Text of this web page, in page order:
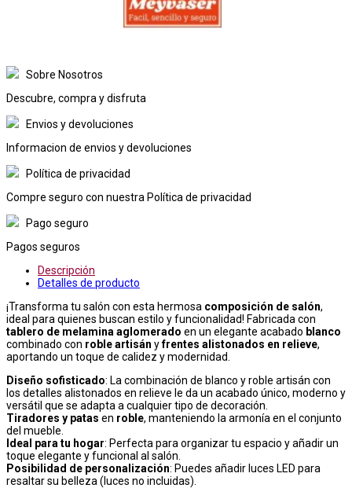
Sobre Nosotros
Descubre, compra y disfruta
Envios y devoluciones
Informacion de envios y devoluciones
Política de privacidad
Compre seguro con nuestra Política de privacidad
Pago seguro
Pagos seguros
Descripción
Detalles de producto
¡Transforma tu salón con esta hermosa composición de salón,
ideal para quienes buscan estilo y funcionalidad! Fabricada con
tablero de melamina aglomerado en un elegante acabado blanco
combinado con roble artisán yfrentes alistonados en relieve,
aportando un toque de calidez y modernidad.
Diseño sofisticado: La combinación de blanco y roble artisán con
los detalles alistonados en relieve le da un acabado único, moderno y
versátil que se adapta a cualquier tipo de decoración.
Tiradores y patas en roble, manteniendo la armonía en el conjunto
del mueble.
Ideal para tu hogar: Perfecta para organizar tu espacio y añadir un
toque elegante y funcional al salón.
Posibilidad de personalización: Puedes añadir luces LED para
resaltar su belleza (luces no incluidas).